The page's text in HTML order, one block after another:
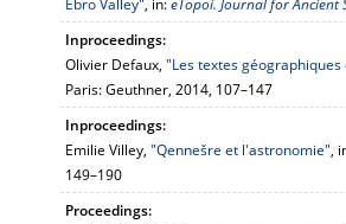
Ebro Valley", in:eTopoi. Journal for Ancient
Inproceedings:
Olivier Defaux, "Les textes
Paris: Geuthner, 2014, 107–147
Inproceedings:
Emilie Villey, "Qennešre et l'astronomie",
149–190
Proceedings: